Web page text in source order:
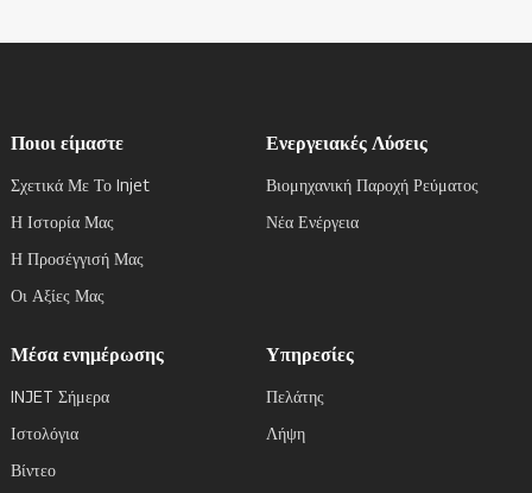
Ποιοι είμαστε
Σχετικά Με Το Injet
Η Ιστορία Μας
Η Προσέγγισή Μας
Οι Αξίες Μας
Ενεργειακές Λύσεις
Βιομηχανική Παροχή Ρεύματος
Νέα Ενέργεια
Μέσα ενημέρωσης
INJET Σήμερα
Ιστολόγια
Βίντεο
Υπηρεσίες
Πελάτης
Λήψη